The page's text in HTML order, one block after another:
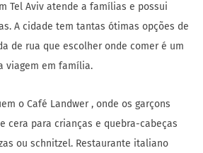
Tel Aviv atende a famílias e possui
A cidade tem tantas ótimas opções de
de rua que escolher onde comer é um
viagem em família.
o Café Landwer , onde os garçons
cera para crianças e quebra-cabeças
ou schnitzel. Restaurante italiano